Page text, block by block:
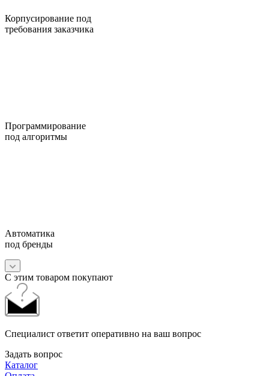
Корпусирование под
требования заказчика
Программирование
под алгоритмы
Автоматика
под бренды
С этим товаром покупают
Специалист ответит оперативно на ваш вопрос
Задать вопрос
Каталог